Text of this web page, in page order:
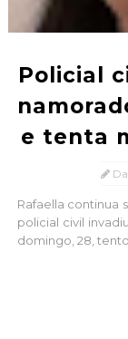
Policial
e tenta
Rafaella continua
policial civil
domingo, 28,